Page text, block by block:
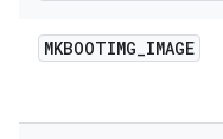
MKBOOTIMG_IMAGE